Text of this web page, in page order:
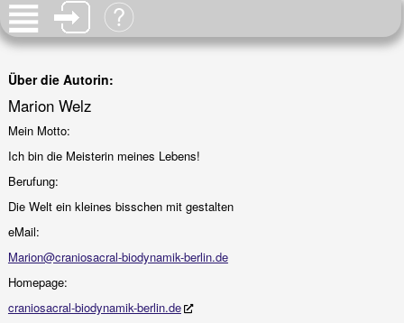
Über die Autorin:
Marion Welz
Mein Motto:
Ich bin die Meisterin meines Lebens!
Berufung:
Die Welt ein kleines bisschen mit gestalten
eMail:
Marion@craniosacral-biodynamik-berlin.de
Homepage:
craniosacral-biodynamik-berlin.de